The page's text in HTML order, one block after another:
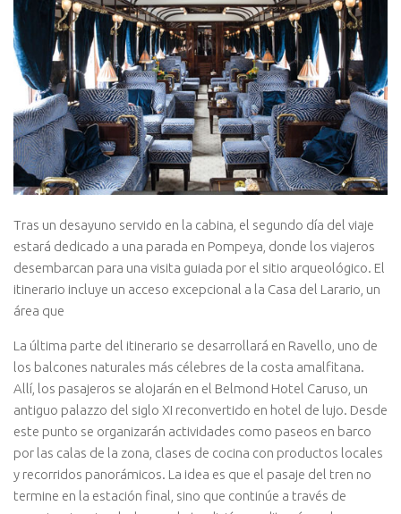
Tras un desayuno servido en la cabina, el segundo día del viaje
estará dedicado a una parada en Pompeya, donde los viajeros
desembarcan para una visita guiada por el sitio arqueológico. El
itinerario incluye un acceso excepcional a la Casa del Larario, un
área que
La última parte del itinerario se desarrollará en Ravello, uno de
los balcones naturales más célebres de la costa amalfitana.
Allí, los pasajeros se alojarán en el Belmond Hotel Caruso, un
antiguo palazzo del siglo XI reconvertido en hotel de lujo. Desde
este punto se organizarán actividades como paseos en barco
por las calas de la zona, clases de cocina con productos locales
y recorridos panorámicos. La idea es que el pasaje del tren no
termine en la estación final, sino que continúe a través de